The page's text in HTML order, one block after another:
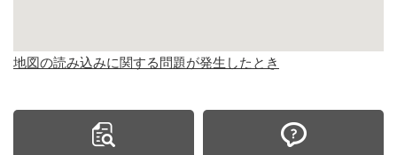
地図の読み込みに関する問題が発生したとき